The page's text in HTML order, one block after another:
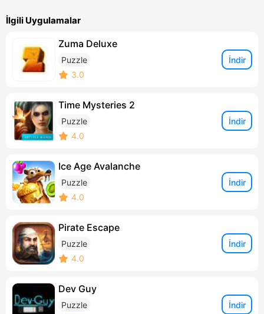
İlgili Uygulamalar
Zuma Deluxe
Puzzle
3.0
İndir
Time Mysteries 2
Puzzle
4.0
İndir
Ice Age Avalanche
Puzzle
4.0
İndir
Pirate Escape
Puzzle
4.0
İndir
Dev Guy
Puzzle
İndir